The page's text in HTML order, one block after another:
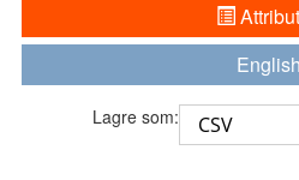
English
Lagre som: